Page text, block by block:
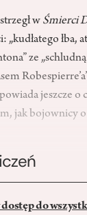
w Śmierci
„kudłatego łba,
ze
jeszcze o
jak bojownicy
do